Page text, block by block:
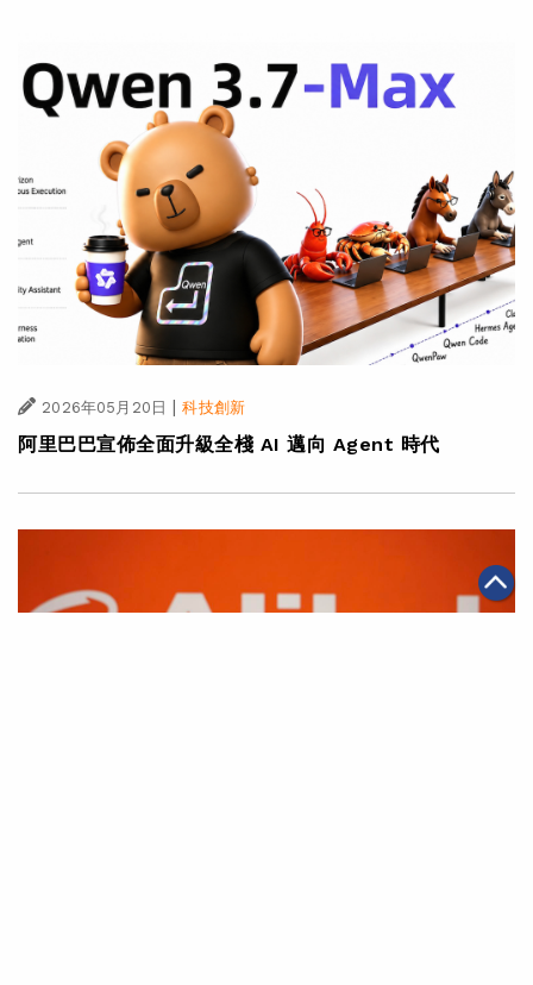
2026年05月20日 | 科技創新
阿里巴巴宣佈全面升級全棧 AI 邁向 Agent 時代